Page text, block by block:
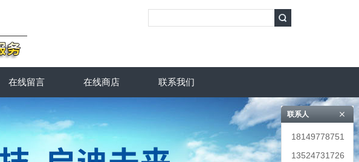
在线留言 在线商店 联系我们
联系人
18149778751
13524731726